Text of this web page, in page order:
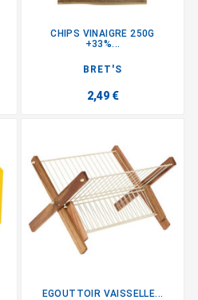
CHIPS VINAIGRE 250G
+33%...
BRET'S
2,49 €
EGOUTTOIR VAISSELLE...